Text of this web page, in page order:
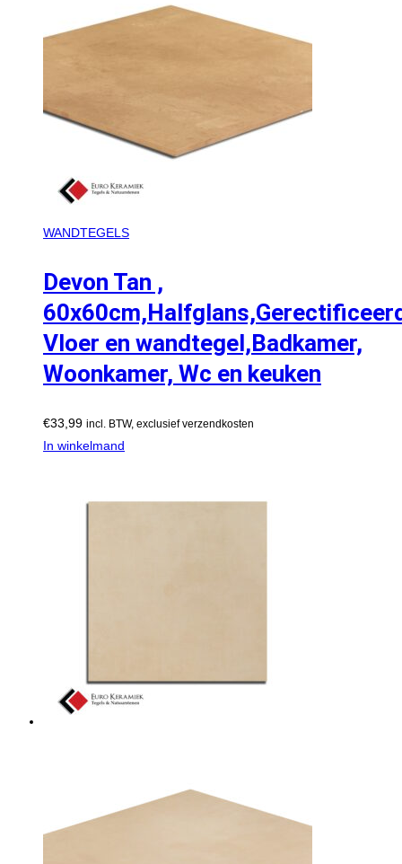
WANDTEGELS
Devon Tan ,
Vloer en wandtegel,Badkamer,
Woonkamer, Wc en keuken
€33,99 incl. BTW, exclusief verzendkosten
In winkelmand